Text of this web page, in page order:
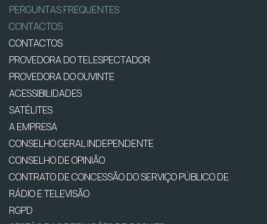
PERGUNTAS FREQUENTES
CONTACTOS
CONTACTOS
PROVEDORA DO TELESPECTADOR
PROVEDORA DO OUVINTE
ACESSIBILIDADES
SATÉLITES
A EMPRESA
CONSELHO GERAL INDEPENDENTE
CONSELHO DE OPINIÃO
CONTRATO DE CONCESSÃO DO SERVIÇO PÚBLICO DE
RÁDIO E TELEVISÃO
RGPD